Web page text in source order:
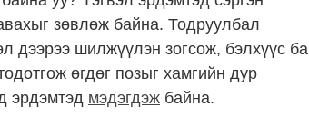
зөвлөж байна. Тодруулбал
дээрээ шилжүүлэн зогсож, бэлхүүс ба
өгдөг позыг хамгийн дур
эрдэмтэд мэдэгдэж байна.